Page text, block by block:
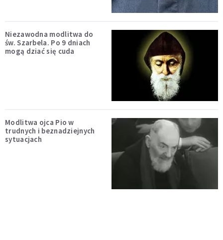
Niezawodna modlitwa do
św. Szarbela. Po 9 dniach
mogą dziać się cuda
Modlitwa ojca Pio w
trudnych i beznadziejnych
sytuacjach